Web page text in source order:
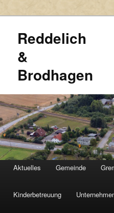
Reddelich
&
Brodhagen
HAUPTMENÜ
Zum
primären
Zum
sekundären
Aktuelles Gemeinde
Kinderbetreuung